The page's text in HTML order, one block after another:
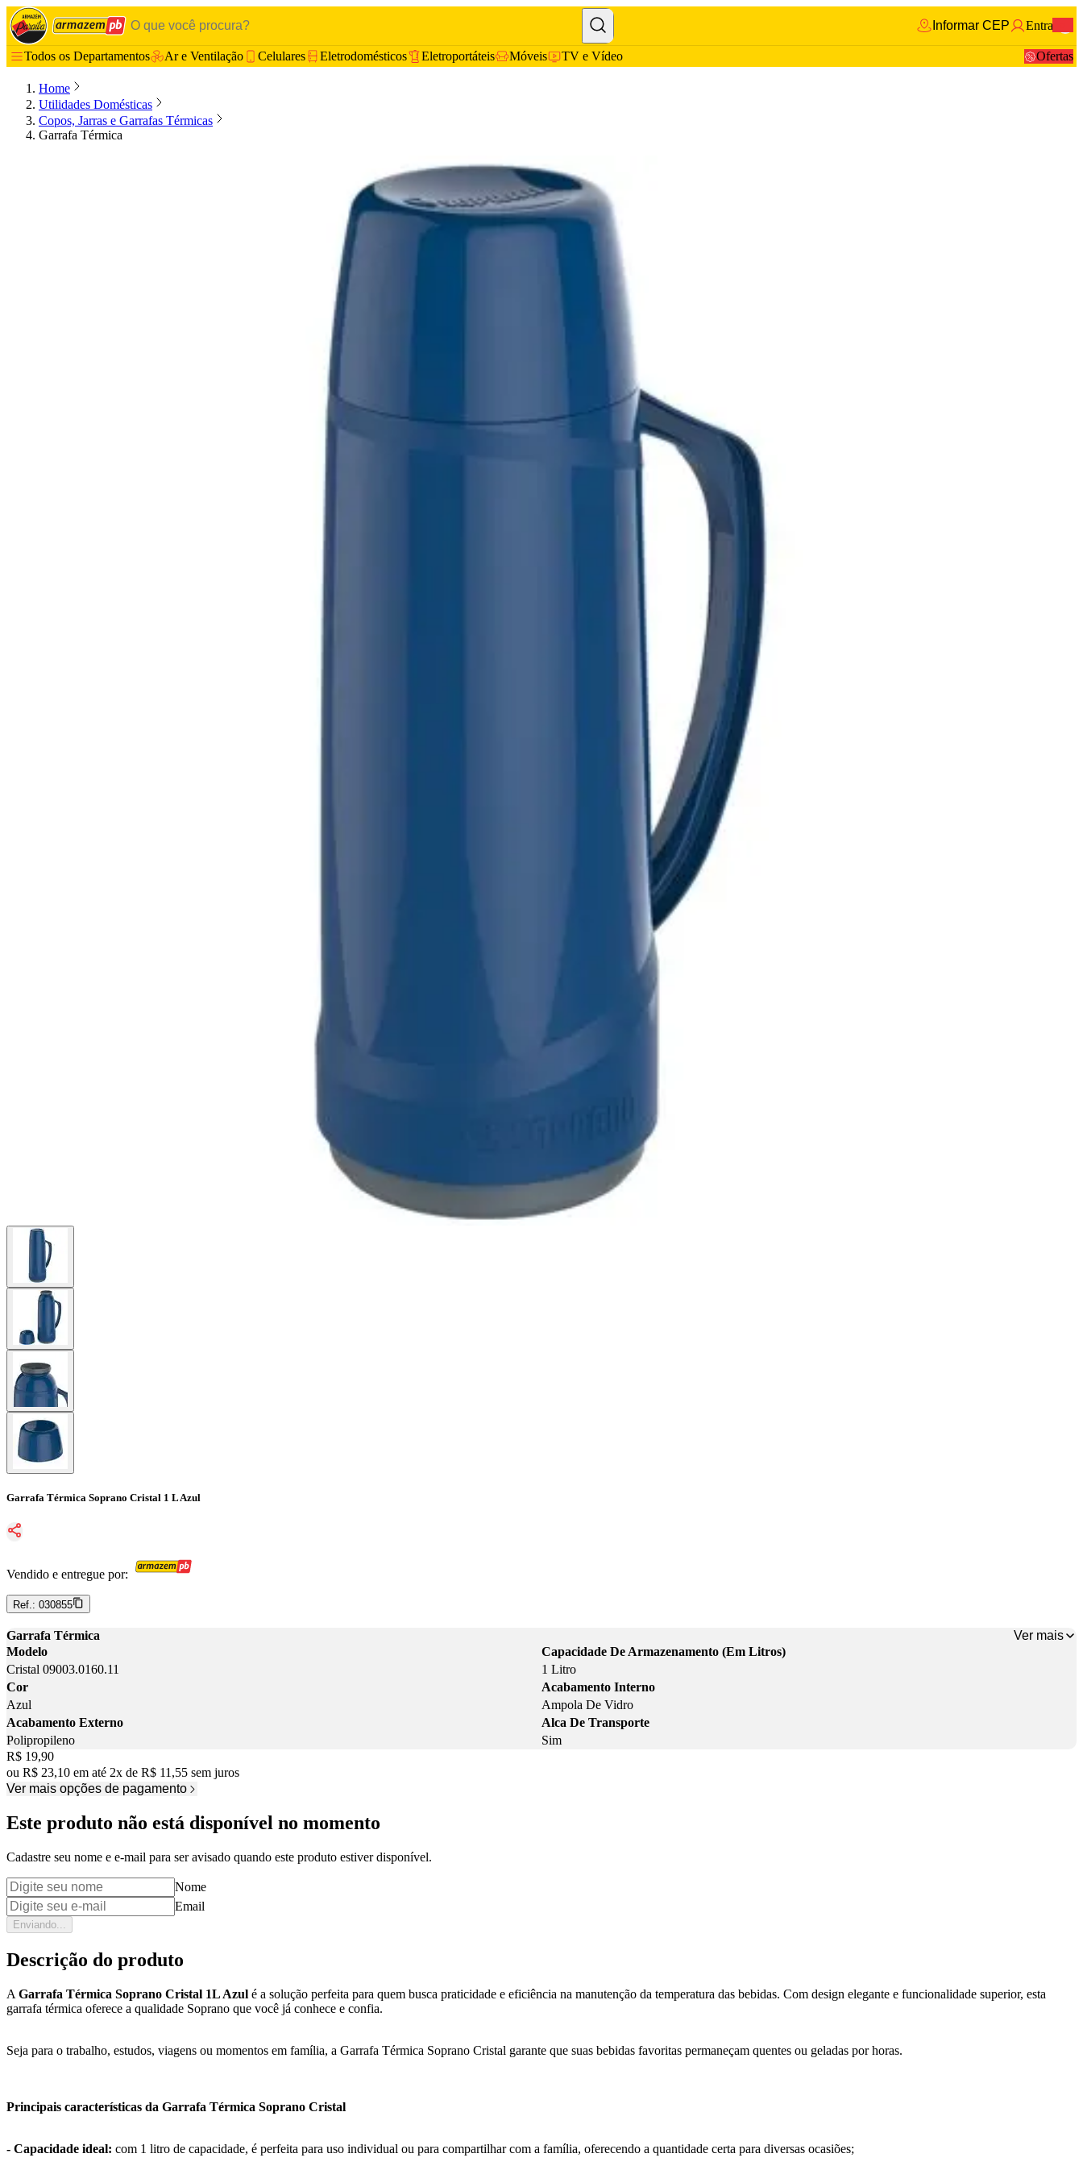
Informar CEP Entrar
Todos os Departamentos Ar e Ventilação Celulares Eletrodomésticos Eletroportáteis Móveis TV e Vídeo Ofertas
Home
Utilidades Domésticas
Copos, Jarras e Garrafas Térmicas
Garrafa Térmica
Garrafa Térmica Soprano Cristal 1 L Azul
Vendido e entregue por:
Ref.: 030855
Garrafa Térmica
Ver mais
Modelo
Cristal 09003.0160.11
Capacidade De Armazenamento (Em Litros)
1 Litro
Cor
Azul
Acabamento Interno
Ampola De Vidro
Acabamento Externo
Polipropileno
Alca De Transporte
Sim
Price:
R$ 19,90
ou R$ 23,10 em até 2x de R$ 11,55 sem juros
Ver mais opções de pagamento
Este produto não está disponível no momento
Cadastre seu nome e e-mail para ser avisado quando este produto estiver disponível.
Nome
Email
Enviando...
Descrição do produto
A Garrafa Térmica Soprano Cristal 1L Azul é a solução perfeita para quem busca praticidade e eficiência na manutenção da temperatura das bebidas. Com design elegante e funcionalidade superior, esta
garrafa térmica oferece a qualidade Soprano que você já conhece e confia.
Seja para o trabalho, estudos, viagens ou momentos em família, a Garrafa Térmica Soprano Cristal garante que suas bebidas favoritas permaneçam quentes ou geladas por horas.
Principais características da Garrafa Térmica Soprano Cristal
- Capacidade ideal: com 1 litro de capacidade, é perfeita para uso individual ou para compartilhar com a família, oferecendo a quantidade certa para diversas ocasiões;